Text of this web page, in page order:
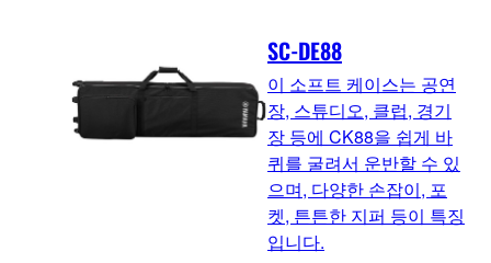
SC-DE88
이 소프트 케이스는 공연
장, 스튜디오, 클럽, 경기
장 등에 CK88을 쉽게 바
퀴를 굴려서 운반할 수 있
으며, 다양한 손잡이, 포
켓, 튼튼한 지퍼 등이 특징
입니다.